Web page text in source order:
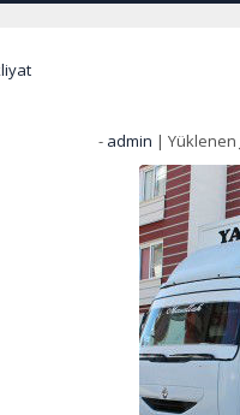
- admin | Yüklenen